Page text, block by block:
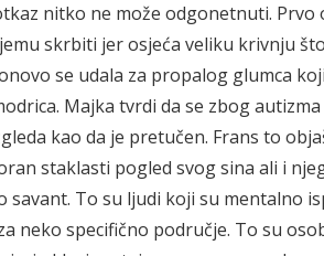
nitko ne može odgonetnuti. Prvo
skrbiti jer osjeća veliku krivnju
se udala za propalog glumca
Majka tvrdi da se zbog
kao da je pretučen. Frans to
staklasti pogled svog sina ali i
To su ljudi koji su mentalno
neko specifično područje. To su